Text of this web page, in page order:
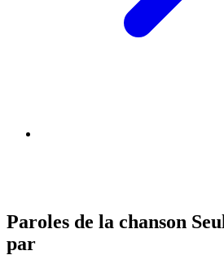
Paroles de la chanson
par